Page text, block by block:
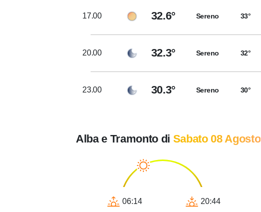
17.00 32.6° Sereno 33°
20.00 32.3° Sereno 32°
23.00 30.3° Sereno 30°
Alba e Tramonto di Sabato 08 Agosto
06:14 20:44